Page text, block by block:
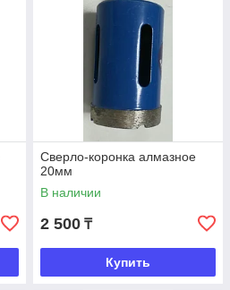
Сверло-коронка алмазное
20мм
В наличии
2 500 ₸
Купить